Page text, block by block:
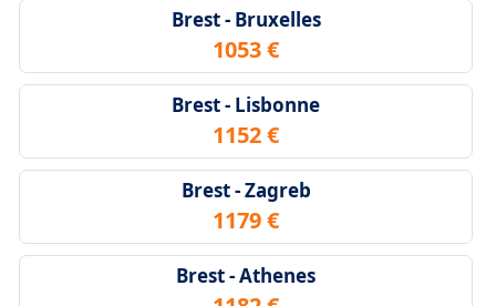
Brest - Bruxelles
1053 €
Brest - Lisbonne
1152 €
Brest - Zagreb
1179 €
Brest - Athenes